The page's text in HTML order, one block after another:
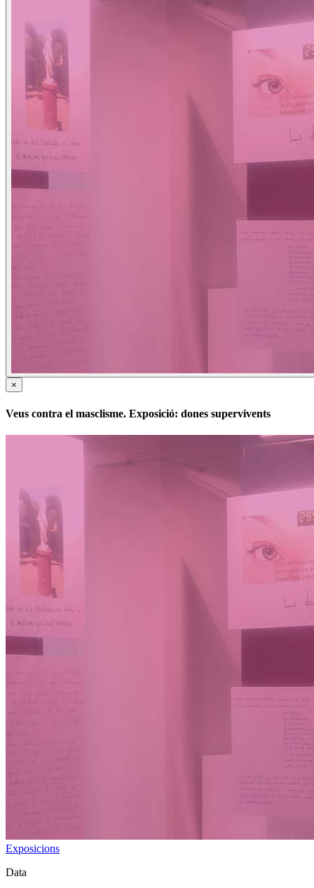
×
Veus contra el masclisme. Exposició: dones supervivents
Exposicions
Data